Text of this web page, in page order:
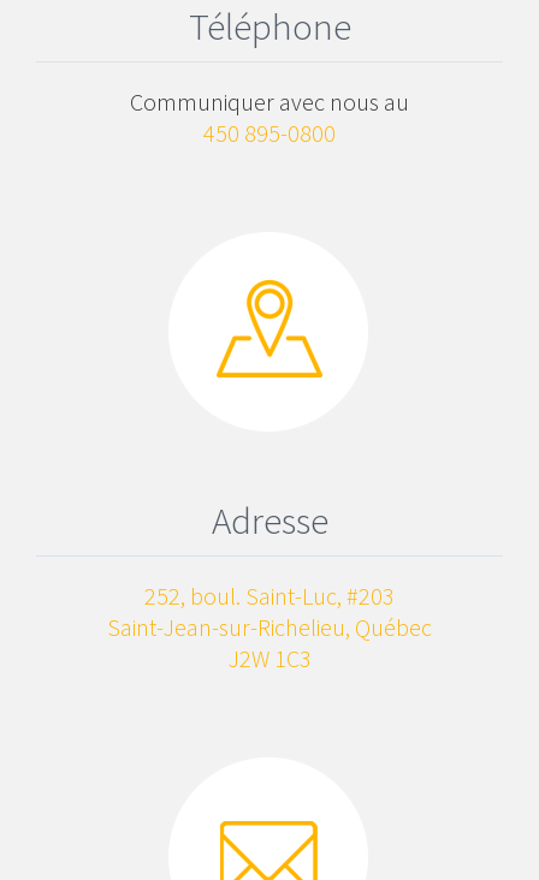
Téléphone
Communiquer avec nous au
450 895-0800
Adresse
252, boul. Saint-Luc, #203
Saint-Jean-sur-Richelieu, Québec
J2W 1C3